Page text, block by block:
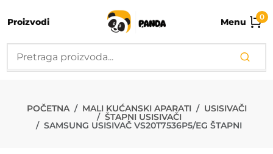
Proizvodi Menu 0
SAMSUNG
POČETNA MALI KUĆANSKI APARATI USISIVAČI
ŠTAPNI USISIVAČI
SAMSUNG USISIVAČ VS20T7536P5/EG ŠTAPNI